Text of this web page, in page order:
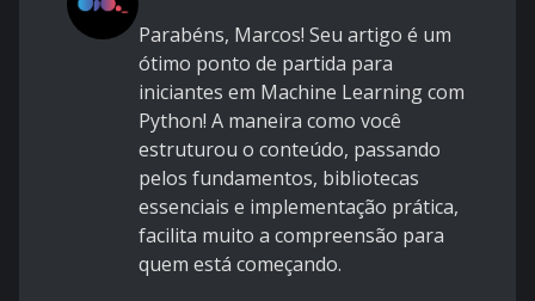
Parabéns, Marcos! Seu artigo é um
ótimo ponto de partida para
iniciantes em Machine Learning com
Python! A maneira como você
estruturou o conteúdo, passando
pelos fundamentos, bibliotecas
essenciais e implementação prática,
facilita muito a compreensão para
quem está começando.